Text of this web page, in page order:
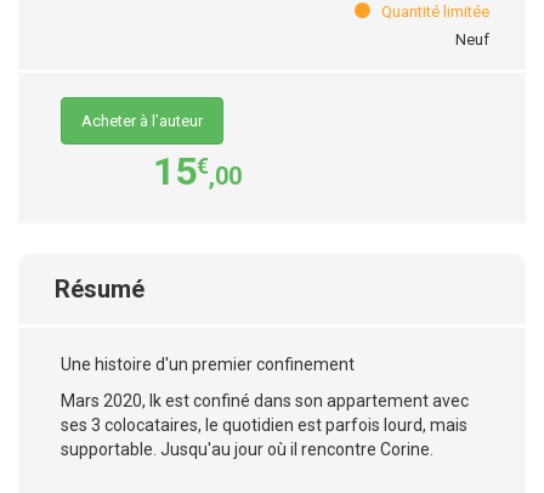
Quantité limitée
Neuf
Acheter à l’auteur
15€,00
Résumé
Une histoire d'un premier confinement
Mars 2020, Ik est confiné dans son appartement avec
ses 3 colocataires, le quotidien est parfois lourd, mais
supportable. Jusqu'au jour où il rencontre Corine.